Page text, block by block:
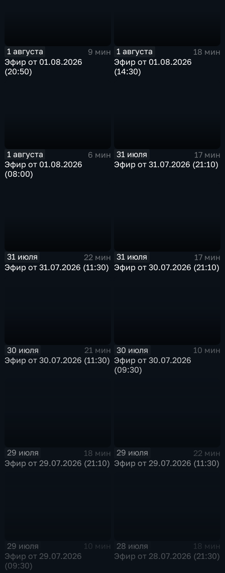
1 августа
9 мин
Эфир от 01.08.2026
(20:50)
1 августа
18 мин
Эфир от 01.08.2026
(14:30)
1 августа
6 мин
Эфир от 01.08.2026
(08:00)
31 июля
17 мин
Эфир от 31.07.2026 (21:10)
31 июля
22 мин
Эфир от 31.07.2026 (11:30)
31 июля
17 мин
Эфир от 30.07.2026 (21:10)
30 июля
21 мин
Эфир от 30.07.2026 (11:30)
30 июля
10 мин
Эфир от 30.07.2026
(09:30)
29 июля
18 мин
Эфир от 29.07.2026 (21:10)
29 июля
22 мин
Эфир от 29.07.2026 (11:30)
29 июля
10 мин
Эфир от 29.07.2026
(09:30)
28 июля
18 мин
Эфир от 28.07.2026 (21:30)